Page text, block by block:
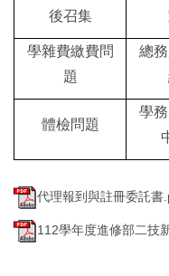
後召集
學雜費繳費問
題
總
體檢問題
學
代理報到與註冊委託書
112學年度進修部二技